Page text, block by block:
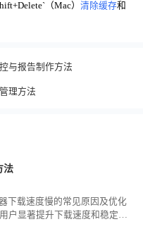
（Mac） 清除缓存和
与报告制作方法
理方法
法
下载速度慢的常见原因及优化
户显著提升下载速度和稳定